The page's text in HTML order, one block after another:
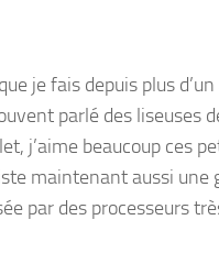
je fais depuis plus
parlé des liseuses
j’aime beaucoup ces
maintenant aussi une
par des processeurs